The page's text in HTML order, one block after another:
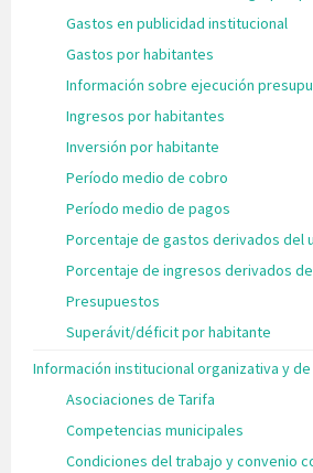
Gastos en publicidad institucional
Gastos por habitantes
Información sobre ejecución
Ingresos por habitantes
Inversión por habitante
Período medio de cobro
Período medio de pagos
Porcentaje de gastos derivados del
Porcentaje de ingresos derivados
Presupuestos
Superávit/déficit por habitante
Información institucional organizativa y
Asociaciones de Tarifa
Competencias municipales
Condiciones del trabajo y convenio